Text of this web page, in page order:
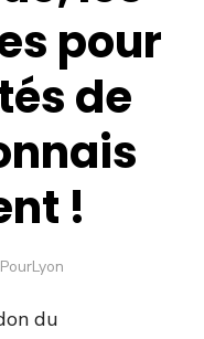
pour
de
!
Author
PourLyon
du